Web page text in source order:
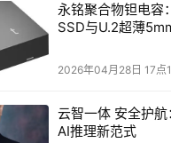
，Gate.io虽然并不是得最
平台已经成了“币圈黄金
户们的新币掘金地。尽管
Startup的大部分参与者
报，并且每期项目上线后
永铭聚合物钽电容
SSD与U.2超薄
2026年04月28日 17点
云智一体 安全护
AI推理新范式